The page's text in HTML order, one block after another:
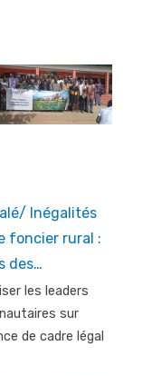
Inégalités
foncier rural :
des…
les leaders
sur
de cadre légal